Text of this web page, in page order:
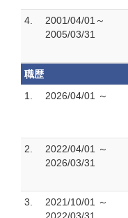
4.
2001/04/01～
2005/03/31
職歴
1.
2026/04/01 ～
2.
2022/04/01 ～
2026/03/31
3.
2021/10/01 ～